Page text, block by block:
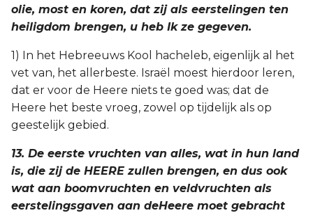
olie, most en koren, dat zij als eerstelingen ten
heiligdom brengen, u heb Ik ze gegeven.
1) In het Hebreeuws Kool hacheleb, eigenlijk al het
vet van, het allerbeste. Israël moest hierdoor leren,
dat er voor de Heere niets te goed was; dat de
Heere het beste vroeg, zowel op tijdelijk als op
geestelijk gebied.
13. De eerste vruchten van alles, wat in hun land
is, die zij de HEERE zullen brengen, en dus ook
wat aan boomvruchten en veldvruchten als
eerstelingsgaven aan deHeere moet gebracht